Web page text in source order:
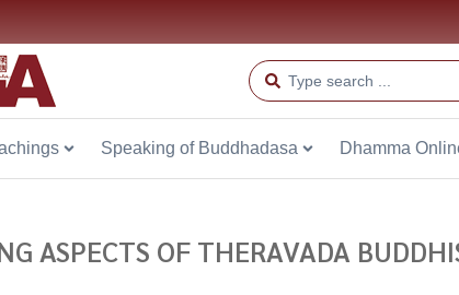
Speaking of Buddhadasa Dhamma
ASPECTS OF THERAVADA